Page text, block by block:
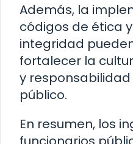
Además, la
códigos de ética
integridad
fortalecer la
y
público.
En resumen, los